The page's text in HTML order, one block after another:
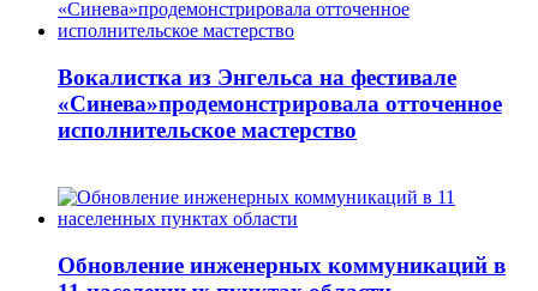
Вокалистка из Энгельса на фестивале
«Синева»продемонстрировала отточенное
исполнительское мастерство
Обновление инженерных коммуникаций в